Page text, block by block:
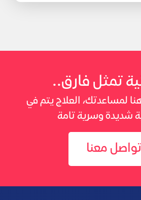
تمثل فارق..
لمساعدتك، العلاج يتم في
شديدة وسرية تامة
تواصل معنا